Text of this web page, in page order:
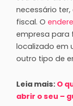
necessário
fiscal. O
empresa para
localizado em
outro tipo de
Leia mais: O
abrir o seu –